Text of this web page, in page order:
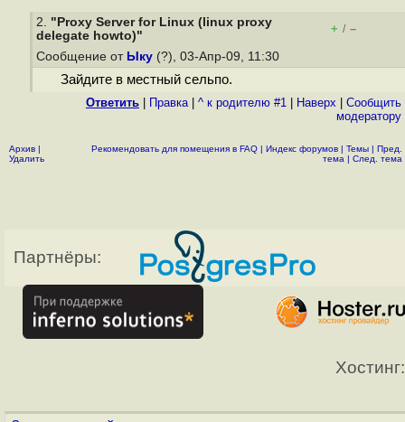
2. "Proxy Server for Linux (linux proxy
delegate howto)"
+ / –
Сообщение от Ыку (?), 03-Апр-09, 11:30
Зайдите в местный сельпо.
Ответить Правка| ^ к родителю #1 Наверх
Cообщить
модератору
Архив |
Удалить
Рекомендовать для помещения в FAQ | Индекс форумов | Темы | Пред.
тема | След. тема
Партнёры:
Хостинг: